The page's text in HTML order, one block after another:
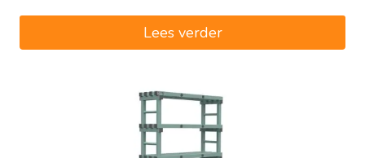
€427,45.Lees verder